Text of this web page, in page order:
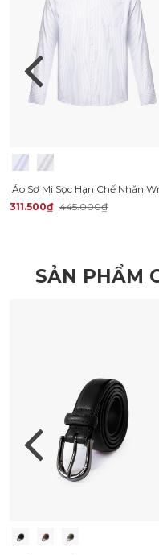
311.500₫ 445.000₫
SẢN PHẨM